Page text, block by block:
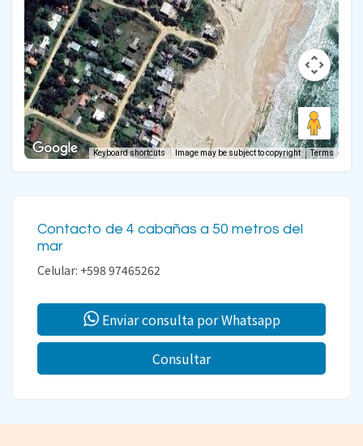
Keyboard shortcuts Image may be subject to copyright Terms
Contacto de 4 cabañas a 50 metros del
mar
Celular: +598 97465262
Enviar consulta por Whatsapp
Consultar